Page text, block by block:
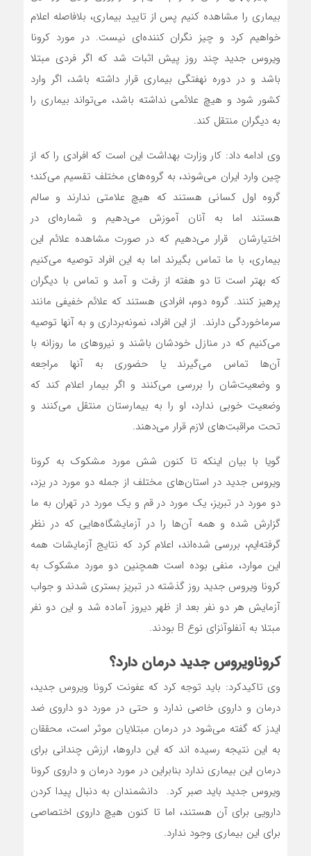
بیماری را مشاهده کنیم پس از تایید بیماری، بلافاصله اعلام
خواهیم کرد و چیز نگران کننده‌ای نیست. در مورد کرونا
ویروس جدید چند روز پیش اثبات شد که اگر فردی مبتلا
باشد و در دوره نهفتگی بیماری قرار داشته باشد، اگر وارد
کشور شود و هیچ علائمی نداشته باشد، می‌تواند بیماری را
به دیگران منتقل کند.
وی ادامه داد: کار وزارت بهداشت این است که افرادی را که از
چین وارد ایران می‌شوند، به گروه‌های مختلف تقسیم می‌کند؛
گروه اول کسانی هستند که هیچ علامتی ندارند و سالم
هستند اما به آنان آموزش می‌دهیم و شماره‌ای در
اختیارشان قرار می‌دهیم که در صورت مشاهده علائم این
بیماری، با ما تماس بگیرند اما به این افراد توصیه می‌کنیم
که بهتر است تا دو هفته از رفت و آمد و تماس با دیگران
پرهیز کنند. گروه دوم، افرادی هستند که علائم خفیفی مانند
سرماخوردگی دارند. از این افراد، نمونه‌برداری و به آنها توصیه
می‌کنیم که در منازل خودشان باشند و نیروهای ما روزانه با
آن‌ها تماس می‌گیرند یا حضوری به آنها مراجعه
و وضعیت‌شان را بررسی می‌کنند و اگر بیمار اعلام کند که
وضعیت خوبی ندارد، او را به بیمارستان منتقل می‌کنند و
تحت مراقبت‌های لازم قرار می‌دهند.
گویا با بیان اینکه تا کنون شش مورد مشکوک به کرونا
ویروس جدید در استان‌های مختلف از جمله دو مورد در یزد،
دو مورد در تبریز، یک مورد در قم و یک مورد در تهران به ما
گزارش شده و همه آن‌ها را در آزمایشگاه‌هایی که در نظر
گرفته‌ایم، بررسی شده‌اند، اعلام کرد که نتایج آزمایشات همه
این موارد، منفی بوده است همچنین دو مورد مشکوک به
کرونا ویروس جدید روز گذشته در تبریز بستری شدند و جواب
آزمایش هر دو نفر بعد از ظهر دیروز آماده شد و این دو نفر
مبتلا به آنفلوآنزای نوع B بودند.
کروناویروس جدید درمان دارد؟
وی تاکیدکرد: باید توجه کرد که عفونت کرونا ویروس جدید،
درمان و داروی خاصی ندارد و حتی در مورد دو داروی ضد
ایدز که گفته می‌شود در درمان مبتلایان موثر است، محققان
به این نتیجه رسیده اند که این داروها، ارزش چندانی برای
درمان این بیماری ندارد بنابراین در مورد درمان و داروی کرونا
ویروس جدید باید صبر کرد. دانشمندان به دنبال پیدا کردن
دارویی برای آن هستند، اما تا کنون هیچ داروی اختصاصی
برای این بیماری وجود ندارد.